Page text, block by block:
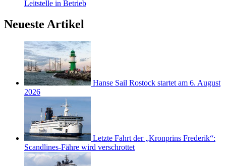
Leitstelle in Betrieb
Neueste Artikel
Hanse Sail Rostock startet am 6. August
2026
Letzte Fahrt der „Kronprins Frederik“:
Scandlines-Fähre wird verschrottet